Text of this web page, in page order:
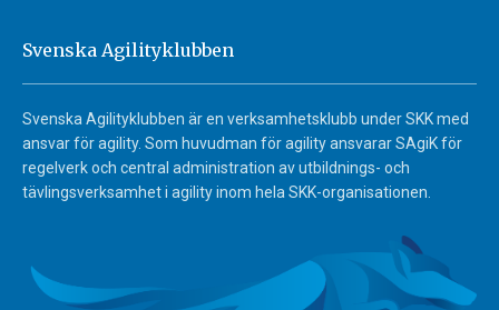
Svenska Agilityklubben
Svenska Agilityklubben är en verksamhetsklubb under SKK med
ansvar för agility. Som huvudman för agility ansvarar SAgiK för
regelverk och central administration av utbildnings- och
tävlingsverksamhet i agility inom hela SKK-organisationen.